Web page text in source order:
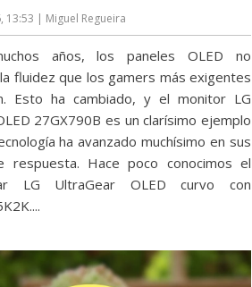
13:53 | Miguel Regueira
años, los paneles OLED no
fluidez que los gamers más exigentes
Esto ha cambiado, y el monitor LG
27GX790B es un clarísimo ejemplo
ha avanzado muchísimo en sus
respuesta. Hace poco conocimos el
LG UltraGear OLED curvo con